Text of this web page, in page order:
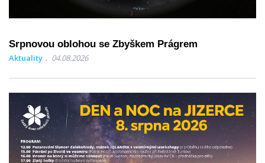
Srpnovou oblohou se Zbyškem Prágrem
Aktuality 04.08.2026